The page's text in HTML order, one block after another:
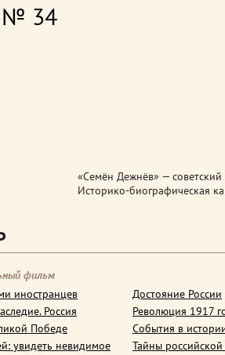
№ 34
«Семён Дежнёв» —
Историко-биографическая
фильм
иностранцев
Россия
Победе
увидеть невидимое
Достояние России
Революция 1917
События в
Тайны